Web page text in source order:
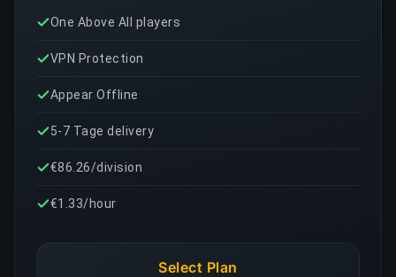
One Above All players
VPN Protection
Appear Offline
5-7 Tage delivery
€86.26/division
€1.33/hour
Select Plan